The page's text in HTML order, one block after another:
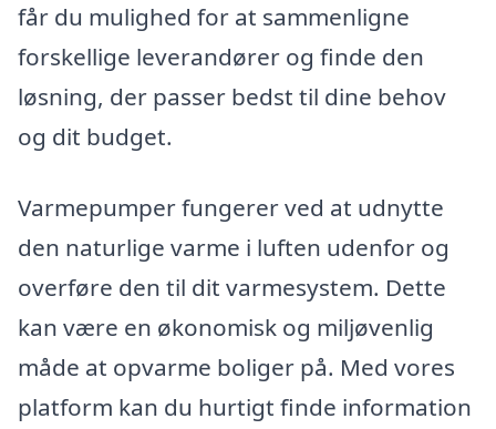
får du mulighed for at sammenligne
forskellige leverandører og finde den
løsning, der passer bedst til dine behov
og dit budget.
Varmepumper fungerer ved at udnytte
den naturlige varme i luften udenfor og
overføre den til dit varmesystem. Dette
kan være en økonomisk og miljøvenlig
måde at opvarme boliger på. Med vores
platform kan du hurtigt finde information